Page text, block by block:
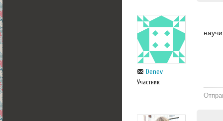
Denev
Участник